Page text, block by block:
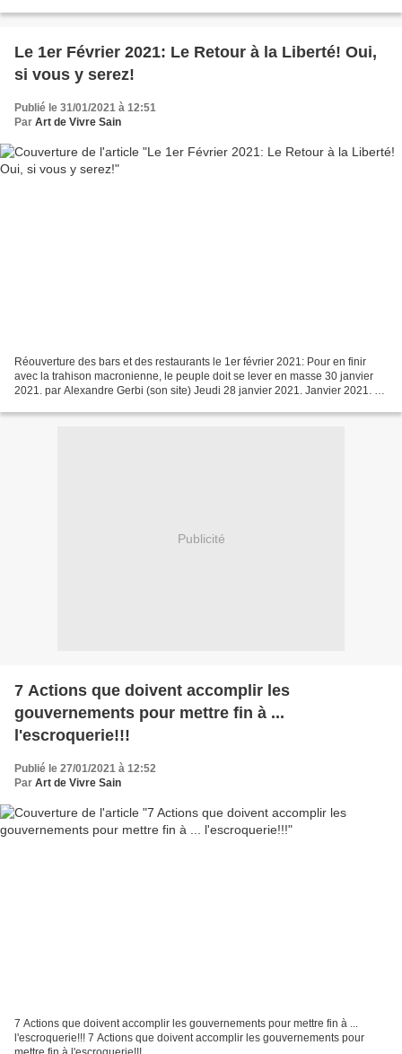
Le 1er Février 2021: Le Retour à la Liberté! Oui,
si vous y serez!
Publié le 31/01/2021 à 12:51
Par Art de Vivre Sain
Réouverture des bars et des restaurants le 1er février 2021: Pour en finir
avec la trahison macronienne, le peuple doit se lever en masse 30 janvier
2021. par Alexandre Gerbi (son site) Jeudi 28 janvier 2021. Janvier 2021. En
Publicité
7 Actions que doivent accomplir les
gouvernements pour mettre fin à ...
l'escroquerie!!!
Publié le 27/01/2021 à 12:52
Par Art de Vivre Sain
7 Actions que doivent accomplir les gouvernements pour mettre fin à ...
l'escroquerie!!! 7 Actions que doivent accomplir les gouvernements pour